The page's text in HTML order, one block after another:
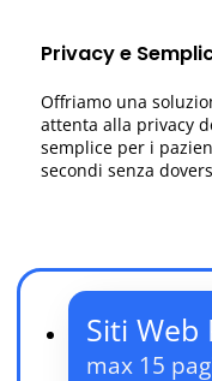
Privacy e
Offriamo una
attenta alla privacy
semplice per i
secondi senza
Siti Web
max 15